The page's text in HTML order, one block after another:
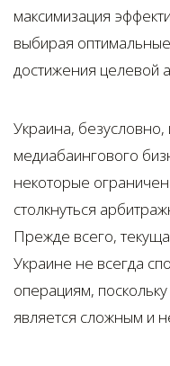
максимизация
выбирая
достижения целевой
Украина,
медиабаингового
некоторые
столкнуться
Прежде всего,
Украине не всегда
операциям,
является сложным и